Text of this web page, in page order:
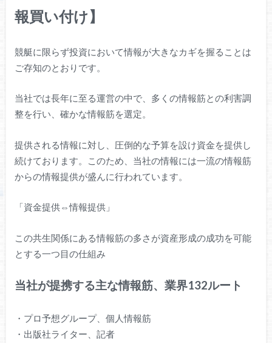
報買い付け】
競艇に限らず投資において情報が大きなカギを握ることは
ご存知のとおりです。
当社では長年に至る運営の中で、多くの情報筋との利害調
整を行い、確かな情報筋を選定。
提供される情報に対し、圧倒的な予算を設け資金を提供し
続けております。このため、当社の情報には一流の情報筋
からの情報提供が盛んに行われています。
「資金提供⇔情報提供」
この共生関係にある情報筋の多さが資産形成の成功を可能
とする一つ目の仕組み
当社が提携する主な情報筋、業界132ルート
・プロ予想グループ、個人情報筋
・出版社ライター、記者